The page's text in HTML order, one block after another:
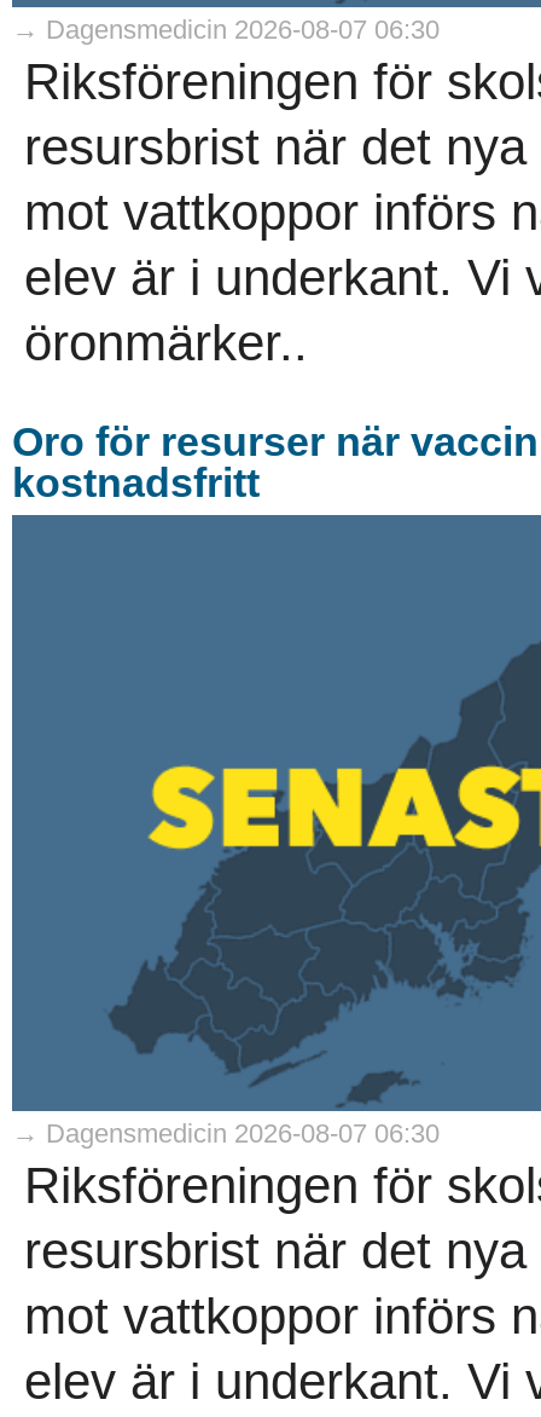
→ Dagensmedicin 2026-08-07 06:30
Riksföreningen för
resursbrist när det
mot vattkoppor införs
elev är i underkant. Vi
öronmärker..
Oro för resurser när
kostnadsfritt
→ Dagensmedicin 2026-08-07 06:30
Riksföreningen för
resursbrist när det
mot vattkoppor införs
elev är i underkant. Vi